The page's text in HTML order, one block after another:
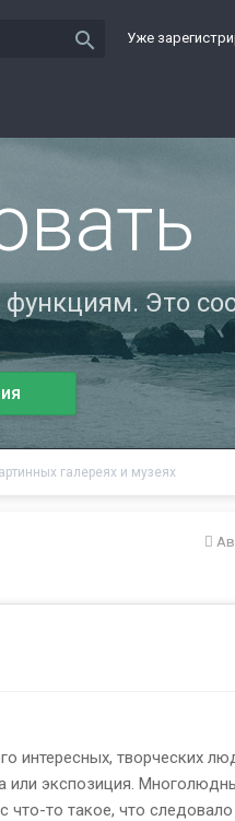
Уже
search
Это
галереях и музеях
интересных, творческих
или экспозиция.
что-то такое, что